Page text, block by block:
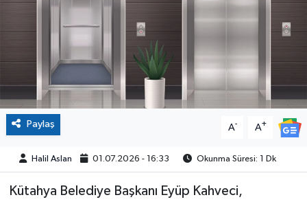
Paylaş A- A+
Halil Aslan 01.07.2026 - 16:33 Okunma Süresi: 1 Dk
Kütahya Belediye Başkanı Eyüp Kahveci,